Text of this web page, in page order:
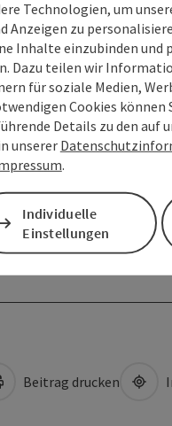
Beitrag drucken
Technologien, um
Anzeigen zu
Inhalte einzubinden und
Dazu teilen wir
für soziale Medien,
Cookies können
Details zu den auf
unserer
.
Individuelle
Einstellungen